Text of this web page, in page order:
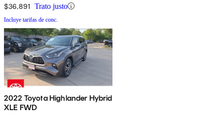
$36,891 Trato justo
Incluye tarifas de conc.
2022 Toyota Highlander Hybrid
XLE FWD